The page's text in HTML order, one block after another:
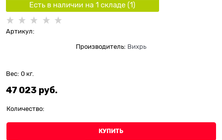
Есть в наличии на 1 складe (1)
Артикул:
Производитель: Вихрь
Вес: 0 кг.
47 023 руб.
Количество:
КУПИТЬ